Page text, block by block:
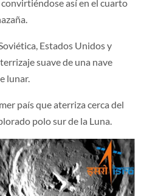
así en el cuarto
Estados Unidos y
suave de una nave
lunar.
país que aterriza cerca del
polo sur de la Luna.